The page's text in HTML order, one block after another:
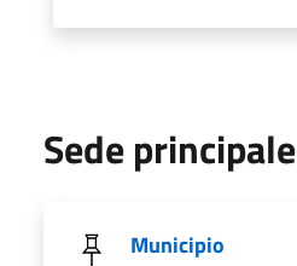
Sede principale
Municipio